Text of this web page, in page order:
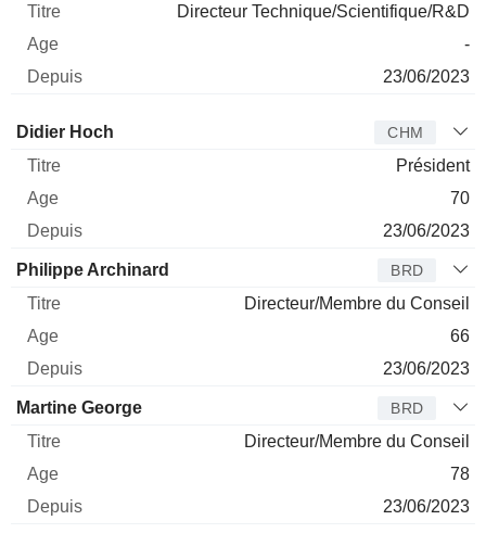
Directeur Technique/Scientifique/R&D
-
23/06/2023
Administrateur
Didier Hoch CHM
Président
70
23/06/2023
Philippe Archinard BRD
Directeur/Membre du Conseil
66
23/06/2023
Martine George BRD
Directeur/Membre du Conseil
78
23/06/2023